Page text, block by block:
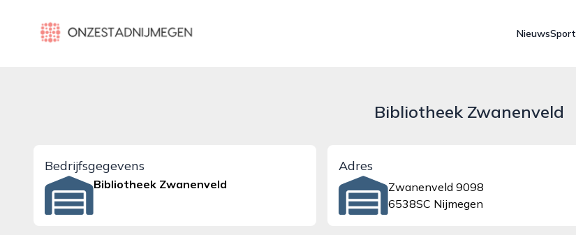
onzestadnijmegen.nl
NieuwsSport
Bibliotheek Zwanenveld
Bedrijfsgegevens
Bibliotheek Zwanenveld
Adres
Zwanenveld 9098
6538SC Nijmegen